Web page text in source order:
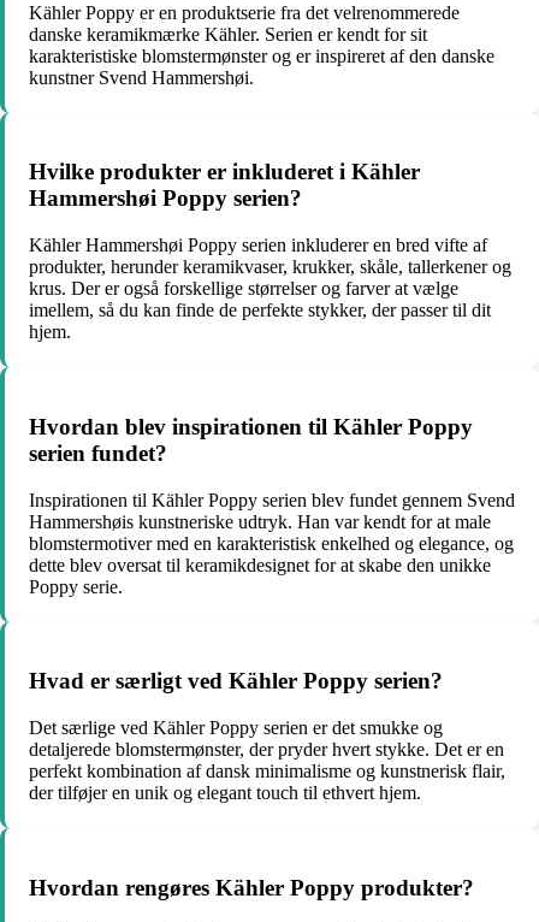
Kähler Poppy er en produktserie fra det velrenommerede
danske keramikmærke Kähler. Serien er kendt for sit
karakteristiske blomstermønster og er inspireret af den danske
kunstner Svend Hammershøi.
Hvilke produkter er inkluderet i Kähler
Hammershøi Poppy serien?
Kähler Hammershøi Poppy serien inkluderer en bred vifte af
produkter, herunder keramikvaser, krukker, skåle, tallerkener og
krus. Der er også forskellige størrelser og farver at vælge
imellem, så du kan finde de perfekte stykker, der passer til dit
hjem.
Hvordan blev inspirationen til Kähler Poppy
serien fundet?
Inspirationen til Kähler Poppy serien blev fundet gennem Svend
Hammershøis kunstneriske udtryk. Han var kendt for at male
blomstermotiver med en karakteristisk enkelhed og elegance, og
dette blev oversat til keramikdesignet for at skabe den unikke
Poppy serie.
Hvad er særligt ved Kähler Poppy serien?
Det særlige ved Kähler Poppy serien er det smukke og
detaljerede blomstermønster, der pryder hvert stykke. Det er en
perfekt kombination af dansk minimalisme og kunstnerisk flair,
der tilføjer en unik og elegant touch til ethvert hjem.
Hvordan rengøres Kähler Poppy produkter?